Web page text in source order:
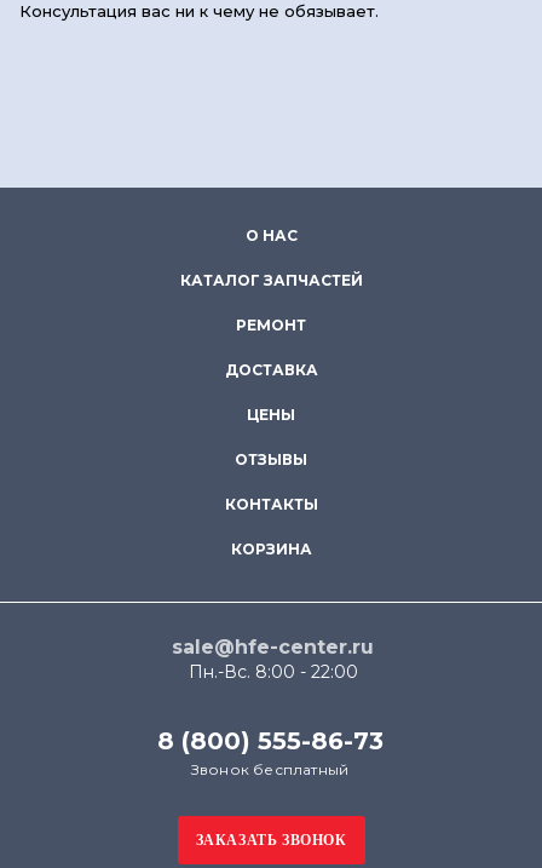
Консультация вас ни к чему не обязывает.
О НАС
КАТАЛОГ ЗАПЧАСТЕЙ
РЕМОНТ
ДОСТАВКА
ЦЕНЫ
ОТЗЫВЫ
КОНТАКТЫ
КОРЗИНА
sale@hfe-center.ru
Пн.-Вс. 8:00 - 22:00
8 (800) 555-86-73
Звонок бесплатный